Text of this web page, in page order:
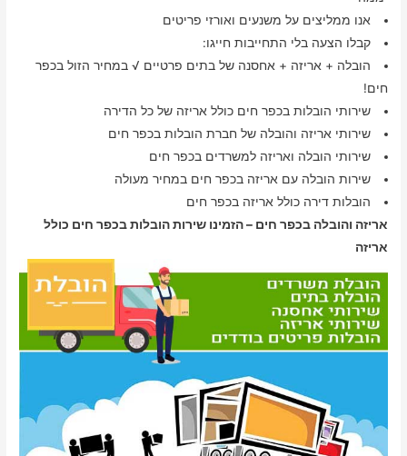
אנו ממליצים על משנעים ואורזי פריטים
קבלו הצעה בלי התחייבות חייגו:
הובלה + אריזה + אחסנה של בתים פרטיים √ במחיר הזול בכפר
חים!
שירותי הובלות בכפר חים כולל אריזה של כל הדירה
שירותי אריזה והובלה של חברת הובלות בכפר חים
שירותי הובלה ואריזה למשרדים בכפר חים
שירות הובלה עם אריזה בכפר חים במחיר מעולה
הובלות דירה כולל אריזה בכפר חים
אריזה והובלה בכפר חים – הזמינו שירות הובלות בכפר חים כולל
אריזה